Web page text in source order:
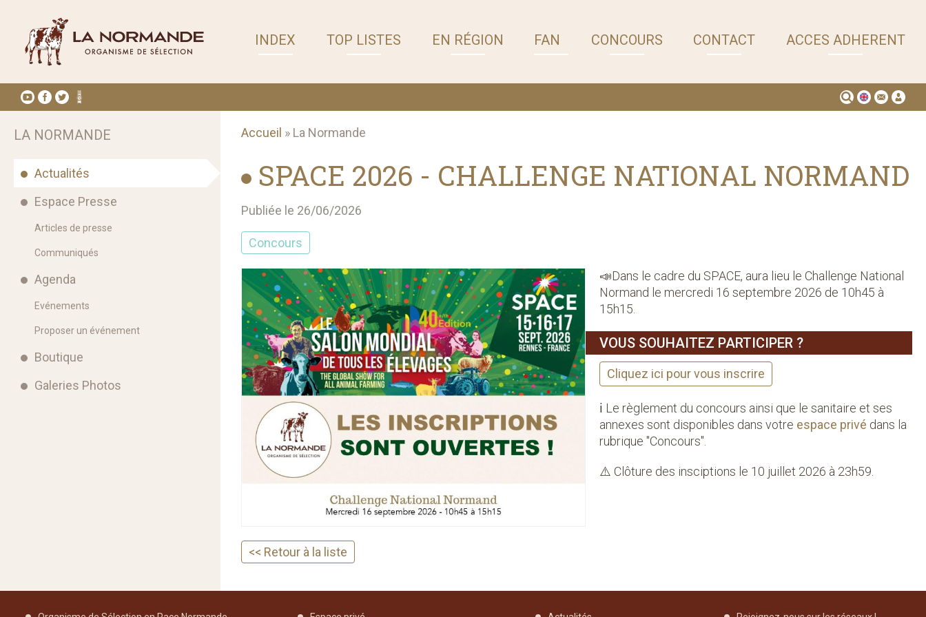
INDEX TOP LISTES EN RÉGION FAN CONCOURS CONTACT ACCES ADHERENT
LA NORMANDE
Actualités
Espace Presse
Articles de presse
Communiqués
Agenda
Evénements
Proposer un événement
Boutique
Galeries Photos
Accueil » La Normande
SPACE 2026 - CHALLENGE NATIONAL NORMAND
Publiée le 26/06/2026
Concours
📣Dans le cadre du SPACE, aura lieu le Challenge National
Normand le mercredi 16 septembre 2026 de 10h45 à
15h15.
VOUS SOUHAITEZ PARTICIPER ?
Cliquez ici pour vous inscrire
ℹ️ Le règlement du concours ainsi que le sanitaire et ses
annexes sont disponibles dans votre espace privé dans la
rubrique "Concours".
⚠️ Clôture des insciptions le 10 juillet 2026 à 23h59.
<< Retour à la liste